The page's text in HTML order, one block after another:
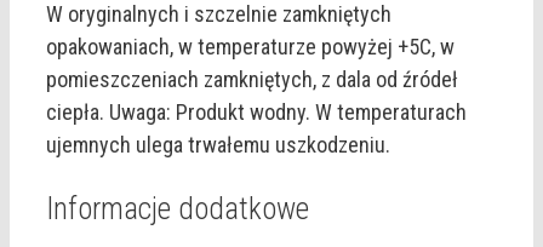
W oryginalnych i szczelnie zamkniętych
opakowaniach, w temperaturze powyżej +5C, w
pomieszczeniach zamkniętych, z dala od źródeł
ciepła. Uwaga: Produkt wodny. W temperaturach
ujemnych ulega trwałemu uszkodzeniu.
Informacje dodatkowe